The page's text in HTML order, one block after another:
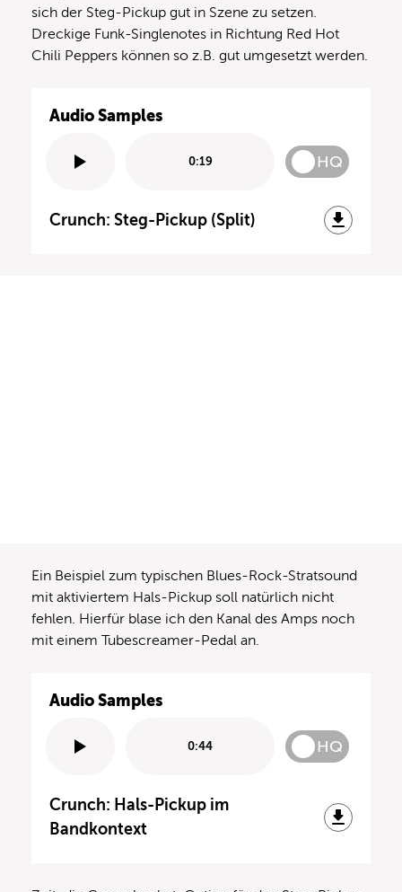
sich der Steg-Pickup gut in Szene zu setzen.
Dreckige Funk-Singlenotes in Richtung Red Hot
Chili Peppers können so z.B. gut umgesetzt werden.
Audio Samples
0:19 HQ
Crunch: Steg-Pickup (Split)
Ein Beispiel zum typischen Blues-Rock-Stratsound
mit aktiviertem Hals-Pickup soll natürlich nicht
fehlen. Hierfür blase ich den Kanal des Amps noch
mit einem Tubescreamer-Pedal an.
Audio Samples
0:44 HQ
Crunch: Hals-Pickup im
Bandkontext